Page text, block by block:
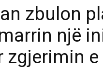
zbulon
një
zgjerimin e